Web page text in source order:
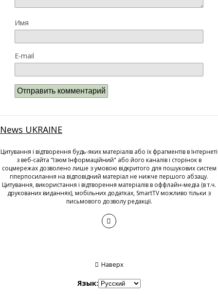
Имя
E-mail
News UKRAINE
Цитування і відтворення будь-яких матеріалів або їх фрагментів в Інтернеті
з веб-сайта "Ізюм Інформаційний" або його каналів і сторінок в
соцмережах дозволено лише з умовою відкритого для пошукових систем
гіперпосилання на відповідний матеріал не нижче першого абзацу.
Цитування, використання і відтворення матеріалів в оффлайн-медіа (в т.ч.
друкованих виданнях), мобільних додатках, SmartTV можливо тільки з
письмового дозволу редакції.
Наверх
Язык: